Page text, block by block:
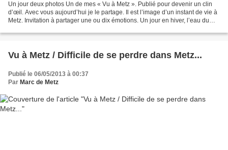
Un jour deux photos Un de mes « Vu à Metz ». Publié pour devenir un clin
d’œil. Avec vous aujourd’hui je le partage. Il est l’image d’un instant de vie à
Metz. Invitation à partager une ou dix émotions. Un jour en hiver, l’eau du
Vu à Metz / Difficile de se perdre dans Metz...
Publié le 06/05/2013 à 00:37
Par Marc de Metz